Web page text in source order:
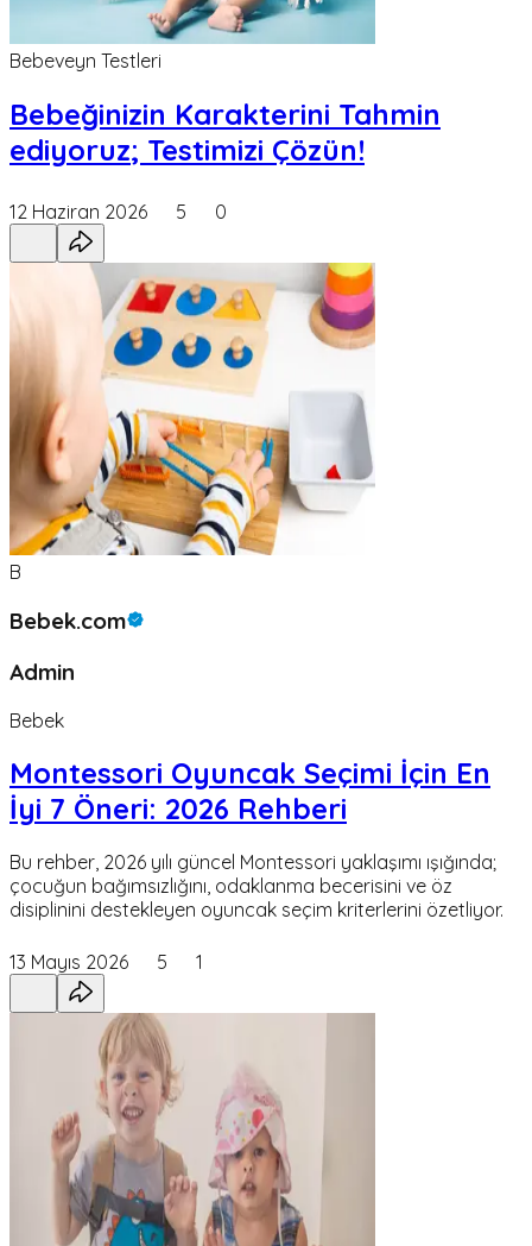
Bebeveyn Testleri
Bebeğinizin Karakterini Tahmin
ediyoruz; Testimizi Çözün!
12 Haziran 2026 5 0
B
Bebek.com
Admin
Bebek
Montessori Oyuncak Seçimi İçin En
İyi 7 Öneri: 2026 Rehberi
Bu rehber, 2026 yılı güncel Montessori yaklaşımı ışığında;
çocuğun bağımsızlığını, odaklanma becerisini ve öz
disiplinini destekleyen oyuncak seçim kriterlerini özetliyor.
13 Mayıs 2026 5 1